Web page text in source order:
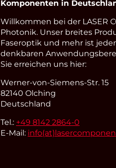
Komponenten in
Willkommen bei der LASER
Photonik. Unser breites
Faseroptik und mehr ist
denkbaren
Sie erreichen uns hier:
Werner-von-Siemens-Str. 15
82140 Olching
Deutschland
Tel.: +49 8142 2864-0
E-Mail: info(at)